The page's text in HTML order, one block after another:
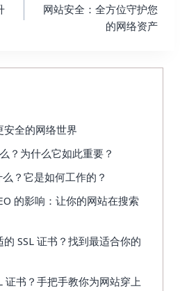
网站安全：全方位守护您
的网络资产
全的网络世界
？为什么它如此重要？
？它是如何工作的？
的影响：让你的网站在搜索
SSL 证书？找到最适合你的
证书？手把手教你为网站穿上